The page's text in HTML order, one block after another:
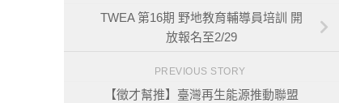
TWEA 第16期 野地教育輔導員培訓 開
放報名至2/29
PREVIOUS STORY
【徵才幫推】臺灣再生能源推動聯盟